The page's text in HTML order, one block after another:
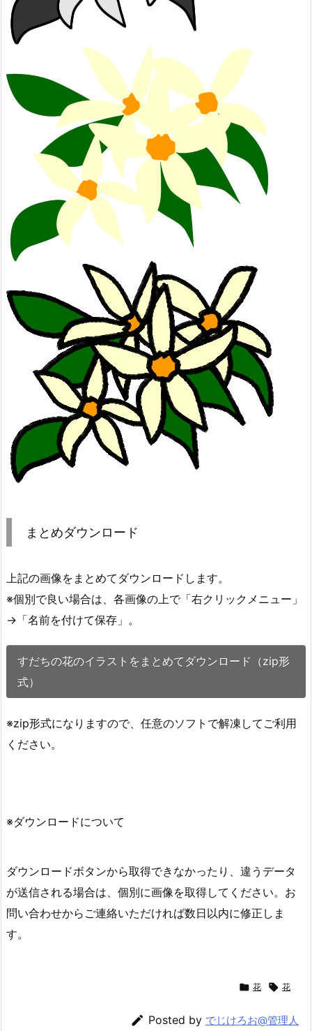
まとめダウンロード
上記の画像をまとめてダウンロードします。
※個別で良い場合は、各画像の上で「右クリックメニュー」
→「名前を付けて保存」。
すだちの花のイラストをまとめてダウンロード（zip形
式）
※zip形式になりますので、任意のソフトで解凍してご利用
ください。
※ダウンロードについて
ダウンロードボタンから取得できなかったり、違うデータ
が送信される場合は、個別に画像を取得してください。お
問い合わせからご連絡いただければ数日以内に修正しま
す。
 花  花
 Posted by でじけろお@管理人